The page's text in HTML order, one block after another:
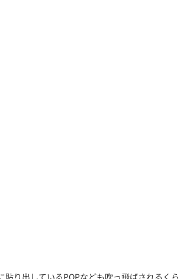
り出しているPOPなども吹っ飛ばされるく